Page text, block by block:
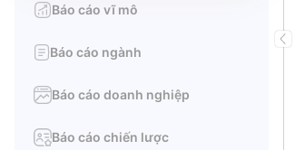
Báo cáo vĩ mô
Báo cáo ngành
Báo cáo doanh nghiệp
Báo cáo chiến lược